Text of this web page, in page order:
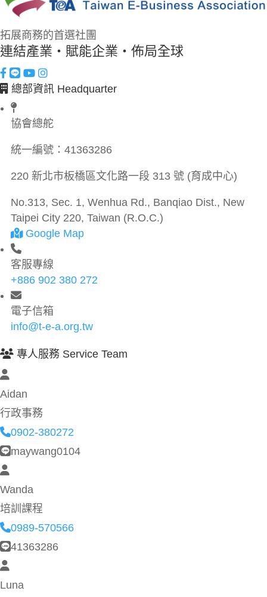
拓展商務的首選社團
連結產業・賦能企業・佈局全球
總部資訊 Headquarter
協會總舵
統一編號： 41363286
220 新北市板橋區文化路一段 313 號 (育成中心)
No.313, Sec. 1, Wenhua Rd., Banqiao Dist., New
Taipei City 220, Taiwan (R.O.C.)
Google Map
客服專線
+886 902 380 272
電子信箱
info@t-e-a.org.tw
專人服務 Service Team
Aidan
行政事務
0902-380272
maywang0104
Wanda
培訓課程
0989-570566
41363286
Luna